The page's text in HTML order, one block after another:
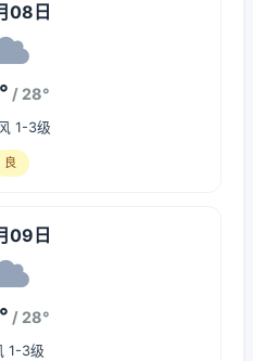
08日
/ 28°
1-3级
良
09日
/ 28°
1-3级